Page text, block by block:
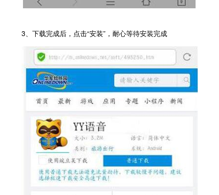
3、下载完成后，点击“安装”，耐心等待安装完成